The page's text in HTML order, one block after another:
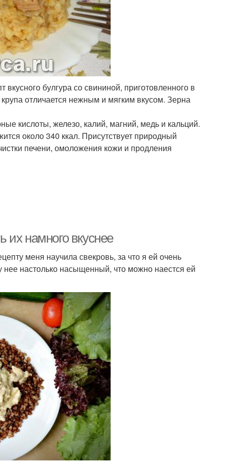
булгура со свининой, приготовленного в
отличается нежным и мягким вкусом. Зерна
кислоты, железо, калий, магний, медь и кальций.
около 340 ккал. Присутствует природный
печени, омоложения кожи и продления
их намного вкуснее
меня научила свекровь, за что я ей очень
нее настолько насыщенный, что можно наестся ей